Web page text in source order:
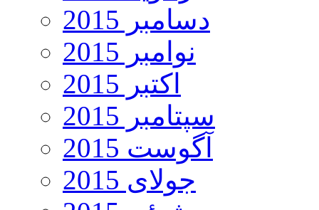
دسامبر 2015
نوامبر 2015
اکتبر 2015
سپتامبر 2015
آگوست 2015
جولای 2015